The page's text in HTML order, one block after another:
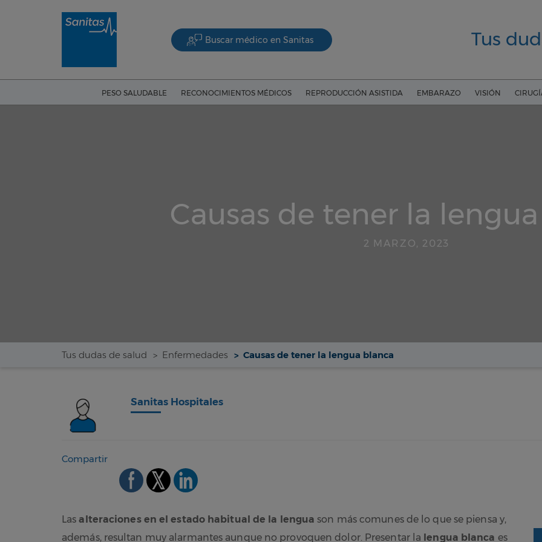
Buscar médico en Sanitas Tus
PESO SALUDABLE RECONOCIMIENTOS MÉDICOS REPRODUCCIÓN ASISTIDA EMBARAZO VISIÓN
Causas de tener la
2 MARZO, 2023
Tus dudas de salud Enfermedades Causas de tener la lengua blanca
Sanitas Hospitales
Compartir
Lasalteraciones en el estado habitual de la lengua son más comunes de lo que se piensa y,
además, resultan muy alarmantes aunque no provoquen dolor. Presentar la lengua blanca es